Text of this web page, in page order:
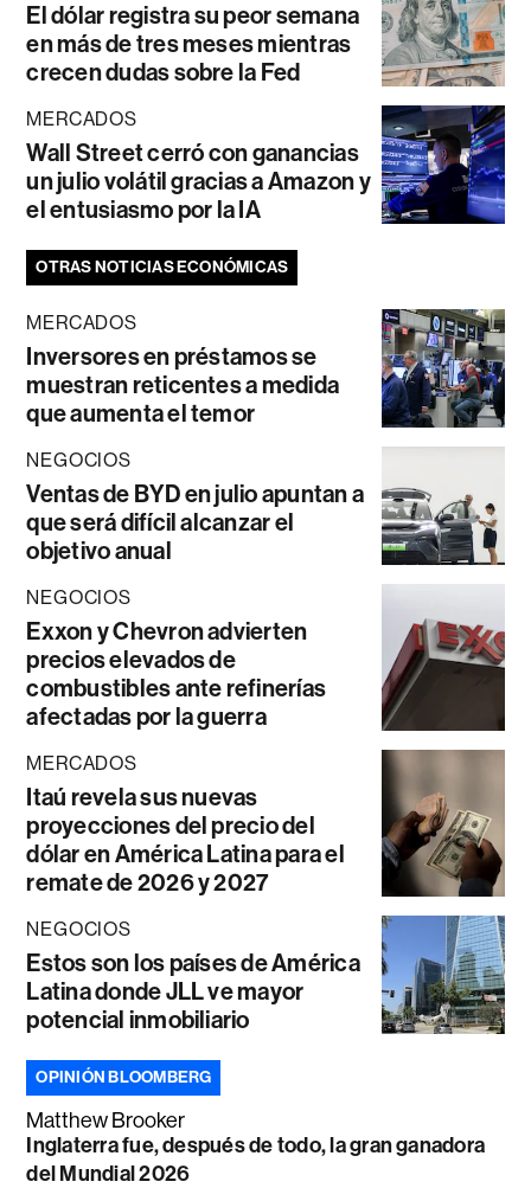
El dólar registra su peor semana
en más de tres meses mientras
crecen dudas sobre la Fed
MERCADOS
Wall Street cerró con ganancias
un julio volátil gracias a Amazon y
el entusiasmo por la IA
OTRAS NOTICIAS ECONÓMICAS
MERCADOS
Inversores en préstamos se
muestran reticentes a medida
que aumenta el temor
NEGOCIOS
Ventas de BYD en julio apuntan a
que será difícil alcanzar el
objetivo anual
NEGOCIOS
Exxon y Chevron advierten
precios elevados de
combustibles ante refinerías
afectadas por la guerra
MERCADOS
Itaú revela sus nuevas
proyecciones del precio del
dólar en América Latina para el
remate de 2026 y 2027
NEGOCIOS
Estos son los países de América
Latina donde JLL ve mayor
potencial inmobiliario
OPINIÓN BLOOMBERG
Matthew Brooker
Inglaterra fue, después de todo, la gran ganadora
del Mundial 2026